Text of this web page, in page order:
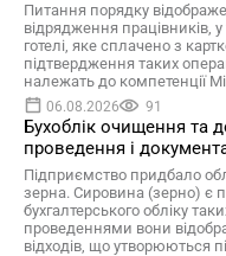
Питання порядку
відрядження працівників,
готелі, яке сплачено з
підтвердження таких
належать до компетенції
06.08.2026 91
Бухоблік очищення та
проведення і
Підприємство придбало
зерна. Сировина (зерно) є
бухгалтерського обліку
проведеннями вони
відходів, що утворюються